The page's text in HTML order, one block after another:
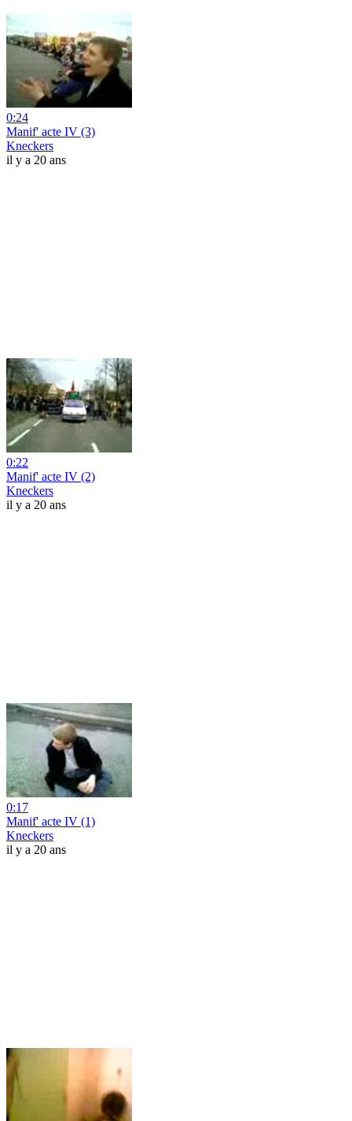
0:24
Manif' acte IV (3)
Kneckers
il y a 20 ans
0:22
Manif' acte IV (2)
Kneckers
il y a 20 ans
0:17
Manif' acte IV (1)
Kneckers
il y a 20 ans